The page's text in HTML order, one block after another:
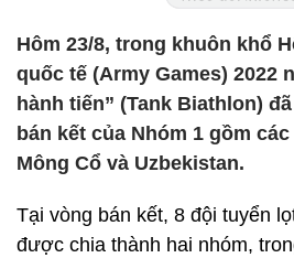
Hôm 23/8, trong khuôn khổ
quốc tế (Army Games) 2022
hành tiến” (Tank Biathlon)
bán kết của Nhóm 1 gồm
Mông Cổ và Uzbekistan.
Tại vòng bán kết, 8 đội tuyển
được chia thành hai nhóm,